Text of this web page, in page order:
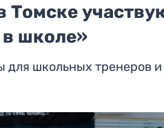
школе»
для школьных тренеров и